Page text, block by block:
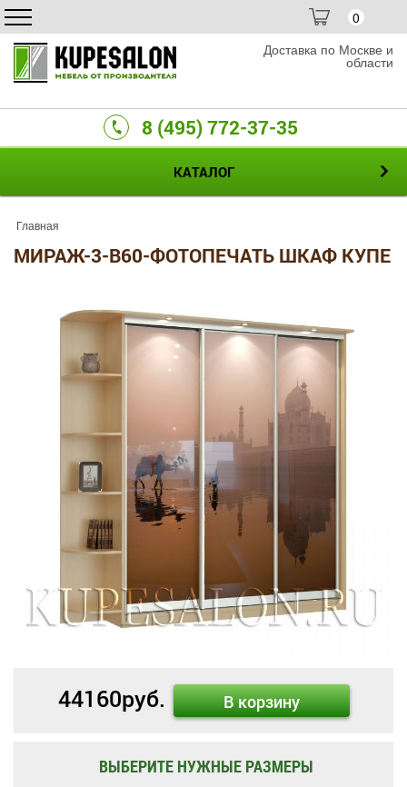
0
Доставка по Москве и
области
8 (495) 772-37-35
КАТАЛОГ
Главная
МИРАЖ-3-B60-ФОТОПЕЧАТЬ ШКАФ КУПЕ
44160руб. В корзину
ВЫБЕРИТЕ НУЖНЫЕ РАЗМЕРЫ